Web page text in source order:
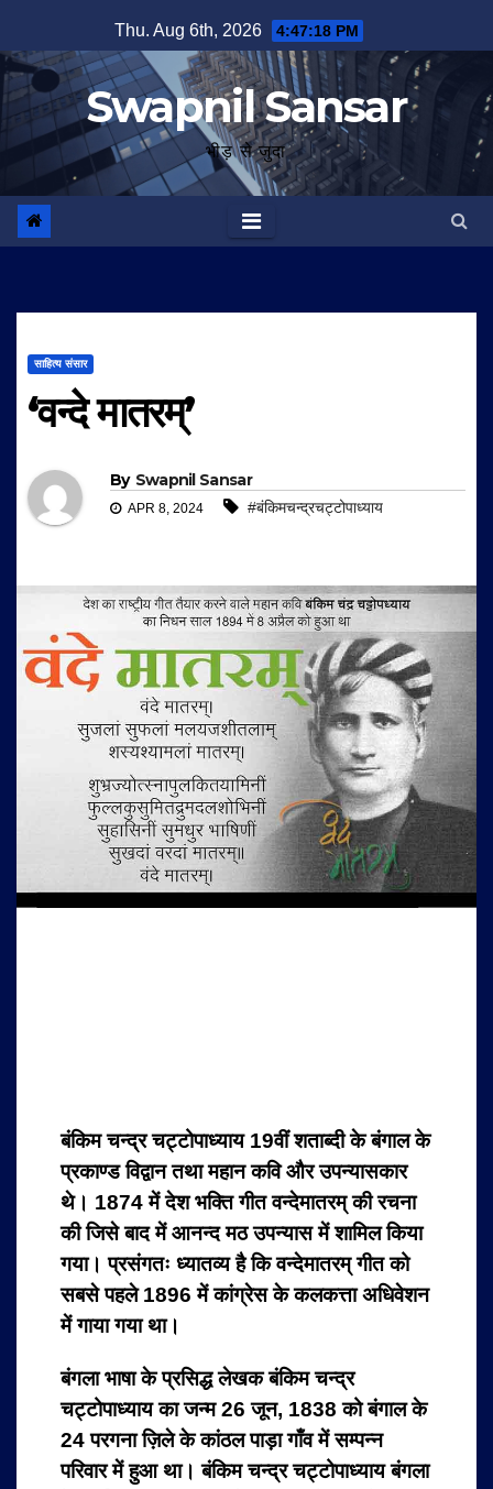
to
content
Thu. Aug 6th, 2026 4:47:19 PM
Swapnil Sansar
भीड़ से जुदा
साहित्य संसार
‘वन्दे मातरम्’
By Swapnil Sansar
APR 8, 2024 #बंकिमचन्द्रचट्टोपाध्याय
बंकिम चन्द्र चट्टोपाध्याय 19वीं शताब्दी के बंगाल के
प्रकाण्ड विद्वान तथा महान कवि और उपन्यासकार
थे। 1874 में देश भक्ति गीत वन्देमातरम् की रचना
की जिसे बाद में आनन्द मठ उपन्यास में शामिल किया
गया। प्रसंगतः ध्यातव्य है कि वन्देमातरम् गीत को
सबसे पहले 1896 में कांग्रेस के कलकत्ता अधिवेशन
में गाया गया था।
बंगला भाषा के प्रसिद्ध लेखक बंकिम चन्द्र
चट्टोपाध्याय का जन्म 26 जून, 1838 को बंगाल के
24 परगना ज़िले के कांठल पाड़ा गाँव में सम्पन्न
परिवार में हुआ था। बंकिम चन्द्र चट्टोपाध्याय बंगला